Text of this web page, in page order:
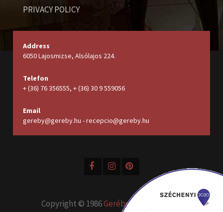
PRIVACY POLICY
Address
6050 Lajosmizse, Alsólajos 224.
Telefon
+ (36) 76 356555, + (36) 30 9 559056
Email
gereby@gereby.hu - recepcio@gereby.hu
Copyright © 1986Geréby Kúria Hotel és